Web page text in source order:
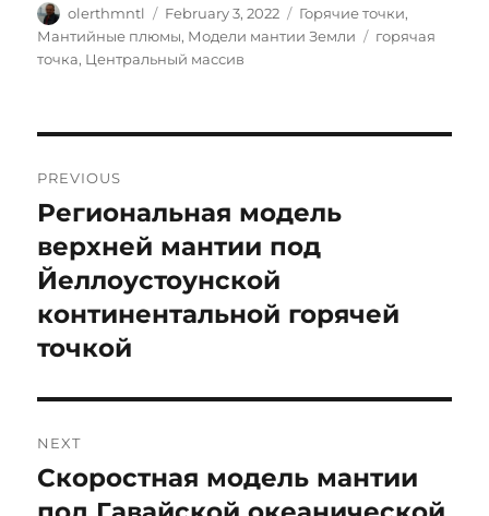
Author
olerthmntl
Posted
on
February 3, 2022 Categories
Горячие точки,
Мантийные плюмы, Модели мантии Земли Tags
горячая
точка, Центральный массив
navigation
PREVIOUS
Previous
post:
Региональная модель
верхней мантии под
Йеллоустоунской
континентальной горячей
точкой
NEXT
Next
post:
Скоростная модель мантии